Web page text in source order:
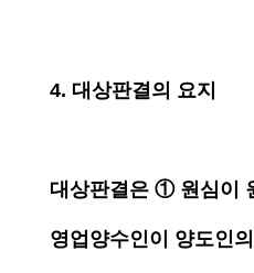
4. 대상판결의 요지
대상판결은 ① 원심이
영업양수인이 양도인